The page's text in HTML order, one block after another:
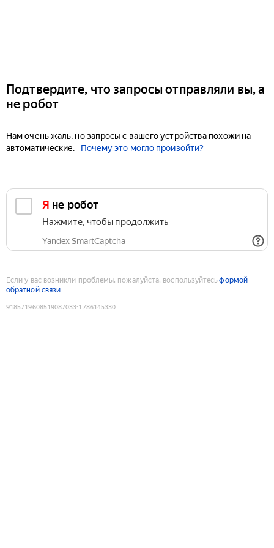
Подтвердите, что запросы отправляли вы, а
не робот
Нам очень жаль, но запросы с вашего устройства похожи на
автоматические.
Почему это могло произойти?
Я не робот
Нажмите, чтобы продолжить
Yandex SmartCaptcha
Если у вас возникли проблемы, пожалуйста, воспользуйтесьформой
обратной связи
9185719608519087033:1786145330